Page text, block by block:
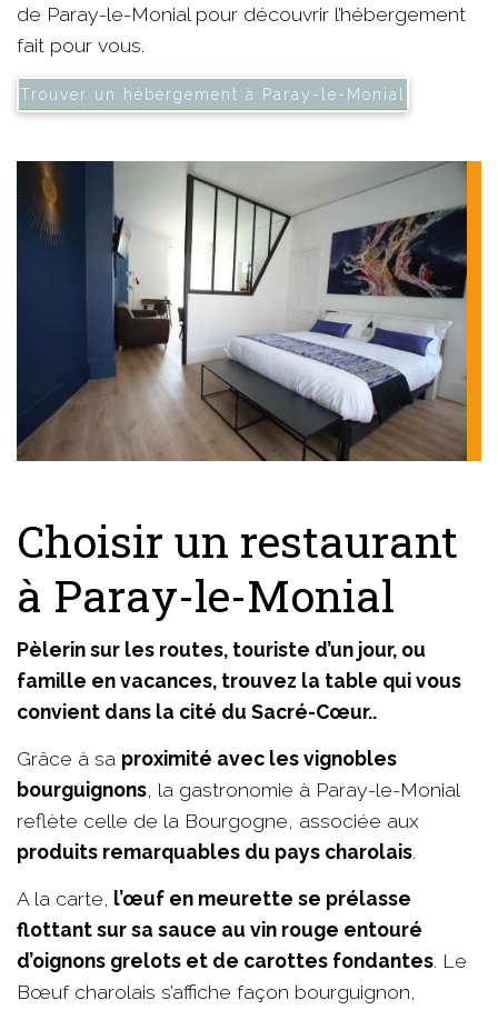
de Paray-le-Monial pour découvrir l’hébergement
fait pour vous.
Trouver un hébergement à Paray-le-Monial
Choisir un restaurant
à Paray-le-Monial
Pèlerin sur les routes, touriste d’un jour, ou
famille en vacances, trouvez la table qui vous
convient dans la cité du Sacré-Cœur..
Grâce à sa proximité avec les vignobles
bourguignons, la gastronomie à Paray-le-Monial
reflète celle de la Bourgogne, associée aux
produits remarquables du pays charolais.
A la carte, l’œuf en meurette se prélasse
flottant sur sa sauce au vin rouge entouré
d’oignons grelots et de carottes fondantes. Le
Bœuf charolais s’affiche façon bourguignon,